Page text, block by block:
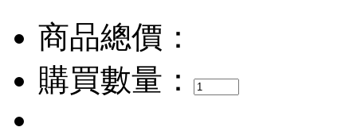
商品總價：
購買數量：